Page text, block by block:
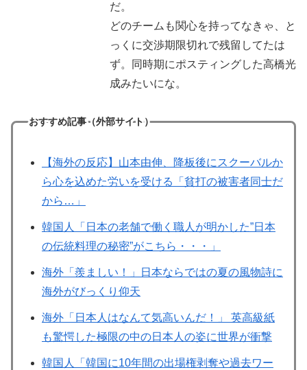
だ。
どのチームも関心を持ってなきゃ、と
っくに交渉期限切れで残留してたは
ず。同時期にポスティングした高橋光
成みたいにな。
おすすめ記事（外部サイト）
【海外の反応】山本由伸、降板後にスクーバルか
ら心を込めた労いを受ける「貧打の被害者同士だ
から…」
韓国人「日本の老舗で働く職人が明かした”日本
の伝統料理の秘密”がこちら・・・」
海外「羨ましい！」日本ならではの夏の風物詩に
海外がびっくり仰天
海外「日本人はなんて気高いんだ！」 英高級紙
も驚愕した極限の中の日本人の姿に世界が衝撃
韓国人「韓国に10年間の出場権剥奪や過去ワー